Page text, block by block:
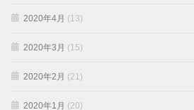
2020年4月 (13)
2020年3月 (15)
2020年2月 (21)
2020年1月 (20)